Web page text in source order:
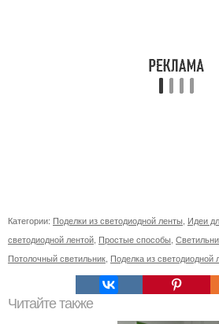
Категории: Поделки из светодиодной ленты Идеи
светодиодной лентой Простые способы
Потолочный светильник Поделка из светодиодной
Читайте также